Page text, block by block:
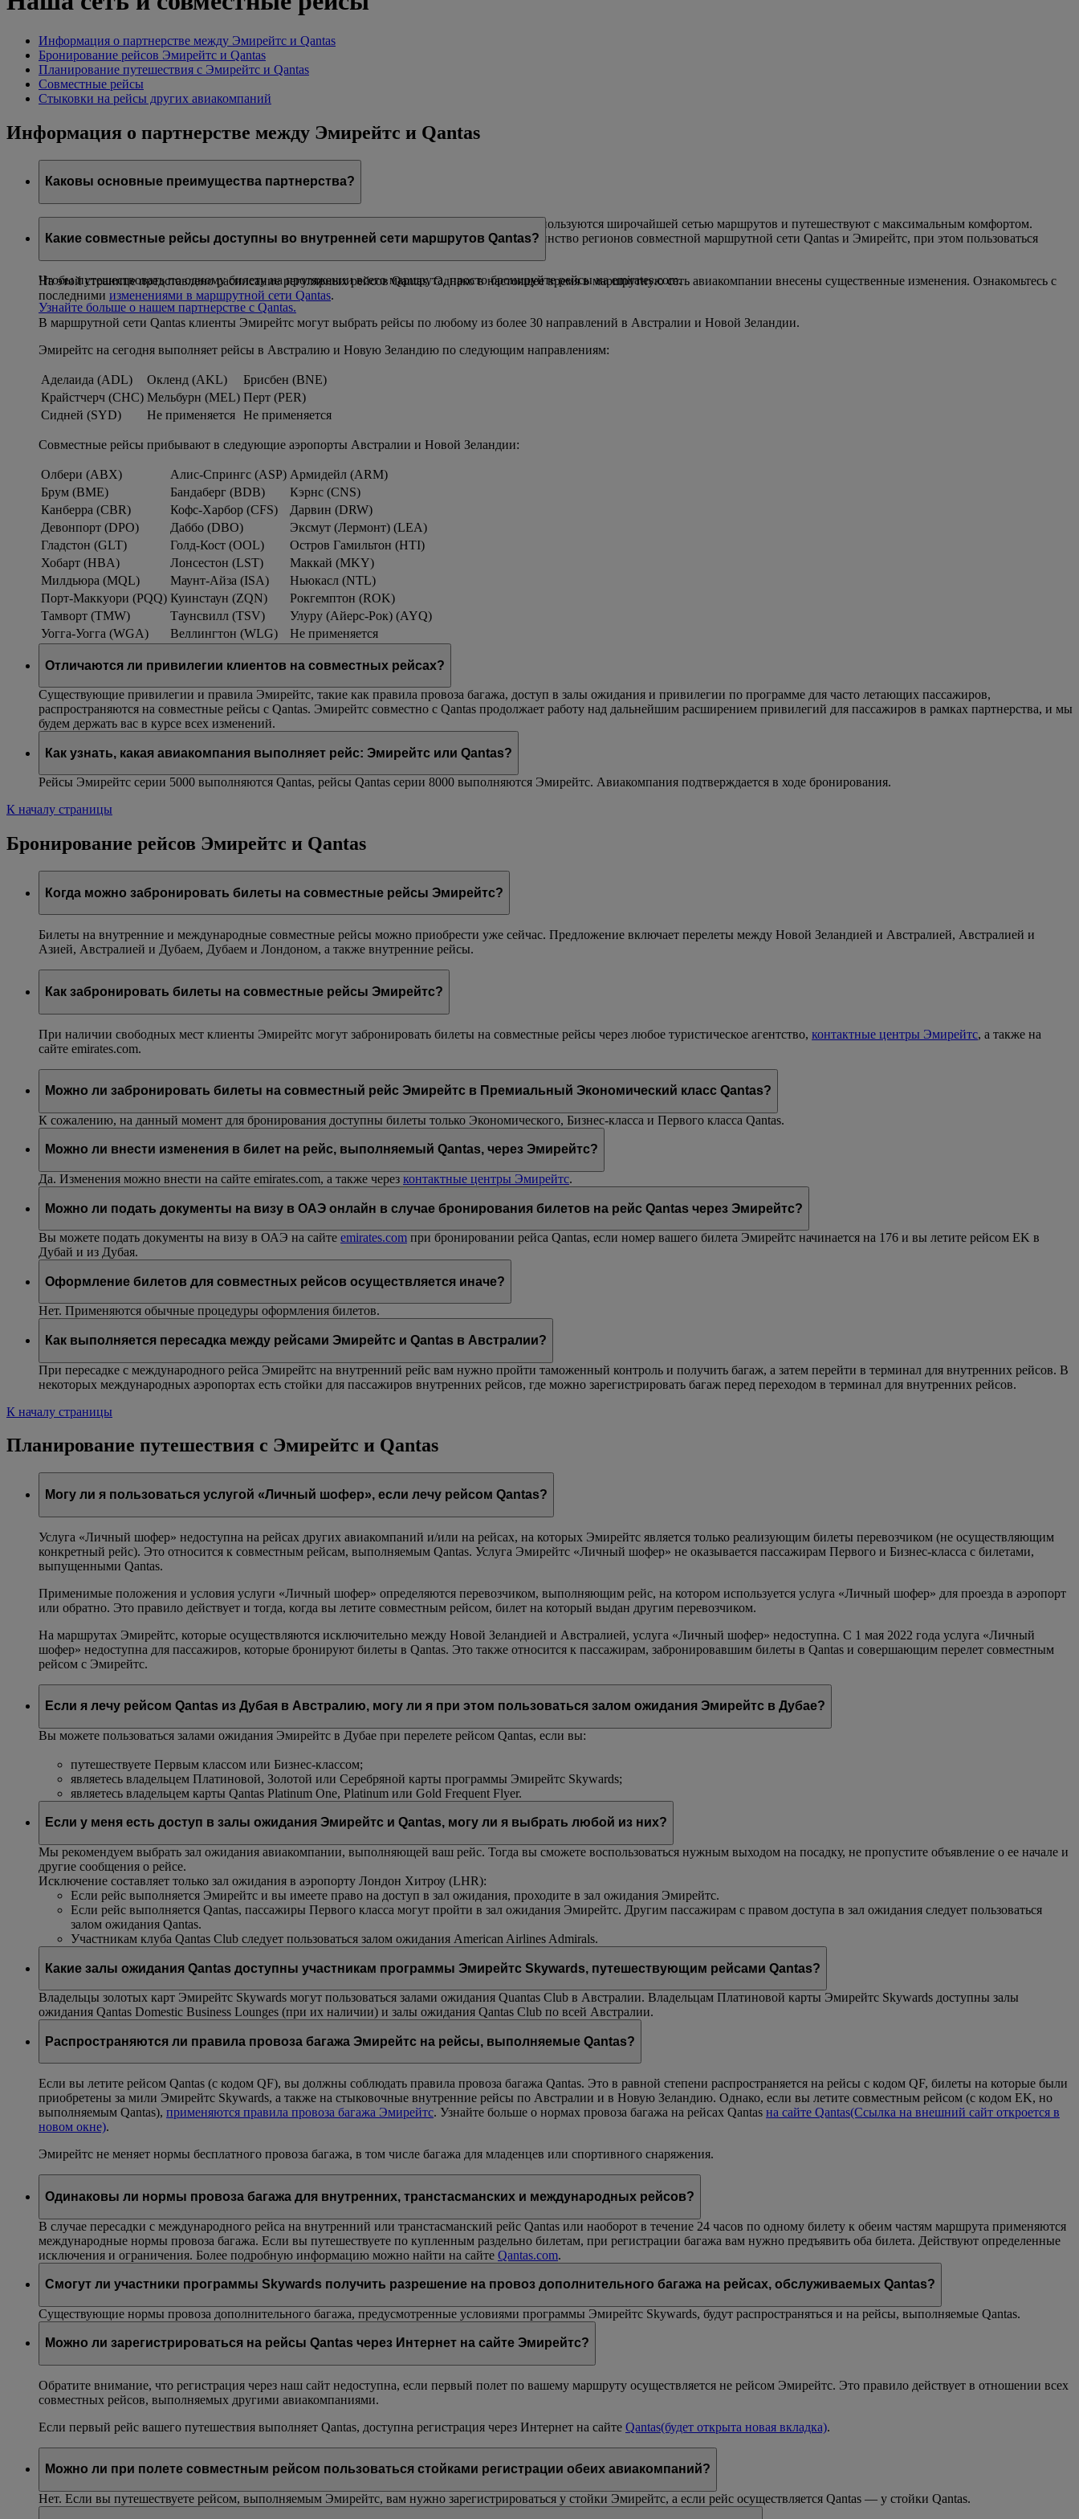
Информация о партнерстве между Эмирейтс и Qantas
Бронирование рейсов Эмирейтс и Qantas
Планирование путешествия с Эмирейтс и Qantas
Совместные рейсы
Стыковки на рейсы других авиакомпаний
Информация о партнерстве между Эмирейтс и Qantas
Каковы основные преимущества партнерства?
Благодаря сотрудничеству с Qantas, одной из ведущих авиакомпаний мира, наши клиенты пользуются широчайшей сетью маршрутов и путешествуют с максимальным комфортом.
Пассажиры Эмирейтс получают возможность совершать беспосадочные перелеты в большинство регионов совместной маршрутной сети Qantas и Эмирейтс, при этом пользоваться
Чтобы путешествовать по одному билету на протяжении всего маршрута, просто бронируйте рейсы на emirates.com.
Узнайте больше о нашем партнерстве с Qantas.
Какие совместные рейсы доступны во внутренней сети маршрутов Qantas?
На этой странице представлено расписание регулярных рейсов Qantas. Однако в настоящее время в маршрутную сеть авиакомпании внесены существенные изменения. Ознакомьтесь с
последними изменениями в маршрутной сети Qantas.
В маршрутной сети Qantas клиенты Эмирейтс могут выбрать рейсы по любому из более 30 направлений в Австралии и Новой Зеландии.
Эмирейтс на сегодня выполняет рейсы в Австралию и Новую Зеландию по следующим направлениям:
Аделаида (ADL) Окленд (AKL)
Брисбен (BNE)
Крайстчерч (CHC) Мельбурн (MEL) Перт (PER)
Сидней (SYD)
Не применяется Не применяется
Совместные рейсы прибывают в следующие аэропорты Австралии и Новой Зеландии:
Олбери (ABX) Алис-Спрингс (ASP) Армидейл (ARM)
Брум (BME)
Бандаберг (BDB)
Кэрнс (CNS)
Канберра (CBR)
Кофс-Харбор (CFS)
Дарвин (DRW)
Девонпорт (DPO)
Даббо (DBO)
Эксмут (Лермонт) (LEA)
Гладстон (GLT)
Голд-Кост (OOL)
Остров Гамильтон (HTI)
Хобарт (HBA)
Лонсестон (LST)
Маккай (MKY)
Милдьюра (MQL)
Маунт-Айза (ISA)
Ньюкасл (NTL)
Порт-Маккуори (PQQ) Куинстаун (ZQN)
Рокгемптон (ROK)
Тамворт (TMW)
Таунсвилл (TSV)
Улуру (Айерс-Рок) (AYQ)
Уогга-Уогга (WGA)
Веллингтон (WLG) Не применяется
Отличаются ли привилегии клиентов на совместных рейсах?
Существующие привилегии и правила Эмирейтс, такие как правила провоза багажа, доступ в залы ожидания и привилегии по программе для часто летающих пассажиров,
распространяются на совместные рейсы с Qantas. Эмирейтс совместно с Qantas продолжает работу над дальнейшим расширением привилегий для пассажиров в рамках партнерства, и мы
будем держать вас в курсе всех изменений.
Как узнать, какая авиакомпания выполняет рейс: Эмирейтс или Qantas?
Рейсы Эмирейтс серии 5000 выполняются Qantas, рейсы Qantas серии 8000 выполняются Эмирейтс. Авиакомпания подтверждается в ходе бронирования.
К началу страницы
Бронирование рейсов Эмирейтс и Qantas
Когда можно забронировать билеты на совместные рейсы Эмирейтс?
Билеты на внутренние и международные совместные рейсы можно приобрести уже сейчас. Предложение включает перелеты между Новой Зеландией и Австралией, Австралией и
Азией, Австралией и Дубаем, Дубаем и Лондоном, а также внутренние рейсы.
Как забронировать билеты на совместные рейсы Эмирейтс?
При наличии свободных мест клиенты Эмирейтс могут забронировать билеты на совместные рейсы через любое туристическое агентство, контактные центры Эмирейтс, а также на
сайте emirates.com.
Можно ли забронировать билеты на совместный рейс Эмирейтс в Премиальный Экономический класс Qantas?
К сожалению, на данный момент для бронирования доступны билеты только Экономического, Бизнес-класса и Первого класса Qantas.
Можно ли внести изменения в билет на рейс, выполняемый Qantas, через Эмирейтс?
Да. Изменения можно внести на сайте emirates.com, а также через контактные центры Эмирейтс.
Можно ли подать документы на визу в ОАЭ онлайн в случае бронирования билетов на рейс Qantas через Эмирейтс?
Вы можете подать документы на визу в ОАЭ на сайте emirates.com при бронировании рейса Qantas, если номер вашего билета Эмирейтс начинается на 176 и вы летите рейсом EK в
Дубай и из Дубая.
Оформление билетов для совместных рейсов осуществляется иначе?
Нет. Применяются обычные процедуры оформления билетов.
Как выполняется пересадка между рейсами Эмирейтс и Qantas в Австралии?
При пересадке с международного рейса Эмирейтс на внутренний рейс вам нужно пройти таможенный контроль и получить багаж, а затем перейти в терминал для внутренних рейсов. В
некоторых международных аэропортах есть стойки для пассажиров внутренних рейсов, где можно зарегистрировать багаж перед переходом в терминал для внутренних рейсов.
К началу страницы
Планирование путешествия с Эмирейтс и Qantas
Могу ли я пользоваться услугой «Личный шофер», если лечу рейсом Qantas?
Услуга «Личный шофер» недоступна на рейсах других авиакомпаний и/или на рейсах, на которых Эмирейтс является только реализующим билеты перевозчиком (не осуществляющим
конкретный рейс). Это относится к совместным рейсам, выполняемым Qantas. Услуга Эмирейтс «Личный шофер» не оказывается пассажирам Первого и Бизнес-класса с билетами,
выпущенными Qantas.
Применимые положения и условия услуги «Личный шофер» определяются перевозчиком, выполняющим рейс, на котором используется услуга «Личный шофер» для проезда в аэропорт
или обратно. Это правило действует и тогда, когда вы летите совместным рейсом, билет на который выдан другим перевозчиком.
На маршрутах Эмирейтс, которые осуществляются исключительно между Новой Зеландией и Австралией, услуга «Личный шофер» недоступна. С 1 мая 2022 года услуга «Личный
шофер» недоступна для пассажиров, которые бронируют билеты в Qantas. Это также относится к пассажирам, забронировавшим билеты в Qantas и совершающим перелет совместным
рейсом с Эмирейтс.
Если я лечу рейсом Qantas из Дубая в Австралию, могу ли я при этом пользоваться залом ожидания Эмирейтс в Дубае?
Вы можете пользоваться залами ожидания Эмирейтс в Дубае при перелете рейсом Qantas, если вы:
путешествуете Первым классом или Бизнес-классом;
являетесь владельцем Платиновой, Золотой или Серебряной карты программы Эмирейтс Skywards;
являетесь владельцем карты Qantas Platinum One, Platinum или Gold Frequent Flyer.
Если у меня есть доступ в залы ожидания Эмирейтс и Qantas, могу ли я выбрать любой из них?
Мы рекомендуем выбрать зал ожидания авиакомпании, выполняющей ваш рейс. Тогда вы сможете воспользоваться нужным выходом на посадку, не пропустите объявление о ее начале и
другие сообщения о рейсе.
Исключение составляет только зал ожидания в аэропорту Лондон Хитроу (LHR):
Если рейс выполняется Эмирейтс и вы имеете право на доступ в зал ожидания, проходите в зал ожидания Эмирейтс.
Если рейс выполняется Qantas, пассажиры Первого класса могут пройти в зал ожидания Эмирейтс. Другим пассажирам с правом доступа в зал ожидания следует пользоваться
залом ожидания Qantas.
Участникам клуба Qantas Club следует пользоваться залом ожидания American Airlines Admirals.
Какие залы ожидания Qantas доступны участникам программы Эмирейтс Skywards, путешествующим рейсами Qantas?
Владельцы золотых карт Эмирейтс Skywards могут пользоваться залами ожидания Quantas Club в Австралии. Владельцам Платиновой карты Эмирейтс Skywards доступны залы
ожидания Qantas Domestic Business Lounges (при их наличии) и залы ожидания Qantas Club по всей Австралии.
Распространяются ли правила провоза багажа Эмирейтс на рейсы, выполняемые Qantas?
Если вы летите рейсом Qantas (с кодом QF), вы должны соблюдать правила провоза багажа Qantas. Это в равной степени распространяется на рейсы с кодом QF, билеты на которые были
приобретены за мили Эмирейтс Skywards, а также на стыковочные внутренние рейсы по Австралии и в Новую Зеландию. Однако, если вы летите совместным рейсом (с кодом EK, но
выполняемым Qantas), применяются правила провоза багажа Эмирейтс. Узнайте больше о нормах провоза багажа на рейсах Qantas на сайте Qantas(Ссылка на внешний сайт откроется в
новом окне).
Эмирейтс не меняет нормы бесплатного провоза багажа, в том числе багажа для младенцев или спортивного снаряжения.
Одинаковы ли нормы провоза багажа для внутренних, транстасманских и международных рейсов?
В случае пересадки с международного рейса на внутренний или транстасманский рейс Qantas или наоборот в течение 24 часов по одному билету к обеим частям маршрута применяются
международные нормы провоза багажа. Если вы путешествуете по купленным раздельно билетам, при регистрации багажа вам нужно предъявить оба билета. Действуют определенные
исключения и ограничения. Более подробную информацию можно найти на сайте Qantas.com.
Смогут ли участники программы Skywards получить разрешение на провоз дополнительного багажа на рейсах, обслуживаемых Qantas?
Существующие нормы провоза дополнительного багажа, предусмотренные условиями программы Эмирейтс Skywards, будут распространяться и на рейсы, выполняемые Qantas.
Можно ли зарегистрироваться на рейсы Qantas через Интернет на сайте Эмирейтс?
Обратите внимание, что регистрация через наш сайт недоступна, если первый полет по вашему маршруту осуществляется не рейсом Эмирейтс. Это правило действует в отношении всех
совместных рейсов, выполняемых другими авиакомпаниями.
Если первый рейс вашего путешествия выполняет Qantas, доступна регистрация через Интернет на сайте Qantas(будет открыта новая вкладка).
Можно ли при полете совместным рейсом пользоваться стойками регистрации обеих авиакомпаний?
Нет. Если вы путешествуете рейсом, выполняемым Эмирейтс, вам нужно зарегистрироваться у стойки Эмирейтс, а если рейс осуществляется Qantas — у стойки Qantas.